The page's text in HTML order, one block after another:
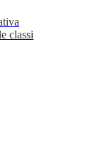
classi